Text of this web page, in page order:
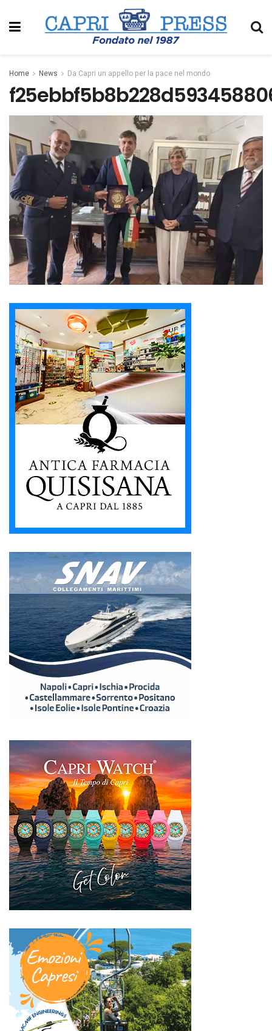
Home News Da Capri un appello per la pace nel mondo